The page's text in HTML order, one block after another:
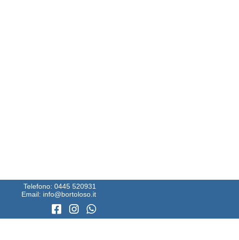
Telefono: 0445 520931
Email: info@bortoloso.it